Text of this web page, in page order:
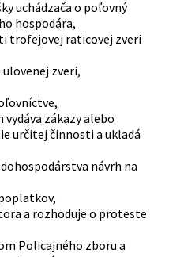
uchádzača o poľovný
hospodára,
trofejovej raticovej zveri
zveri,
zákazy alebo
určitej činnosti a ukladá
návrh na
a rozhoduje o proteste
Policajného zboru a